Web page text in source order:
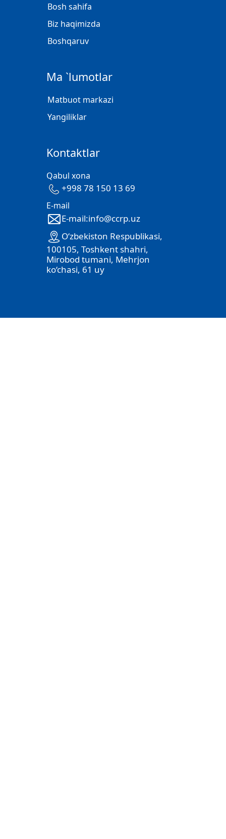
Bosh sahifa
Biz haqimizda
Boshqaruv
Ma `lumotlar
Matbuot markazi
Yangiliklar
Kontaktlar
Qabul xona
+998 78 150 13 69
E-mail
E-mail:info@ccrp.uz
O‘zbekiston Respublikasi,
100105, Toshkent shahri,
Mirobod tumani, Mehrjon
ko‘chasi, 61 uy